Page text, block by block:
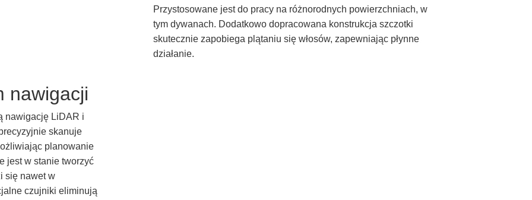
Przystosowane jest do pracy na różnorodnych powierzchniach, w
tym dywanach. Dodatkowo dopracowana konstrukcja szczotki
skutecznie zapobiega plątaniu się włosów, zapewniając płynne
działanie.
nawigacji
nawigację LiDAR i
skanuje
planowanie
jest w stanie tworzyć
się nawet w
czujniki eliminują